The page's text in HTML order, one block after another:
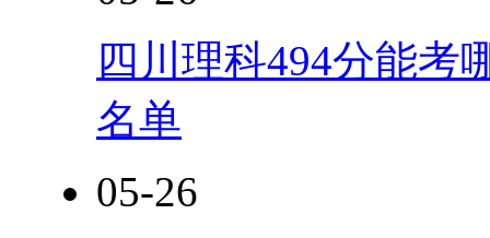
四川理科494分能考
名单
05-26